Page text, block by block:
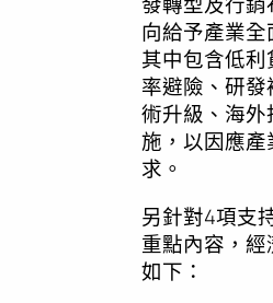
向給予產業全
其中包含低利
率避險、研發
術升級、海外
施，以因應產
求。
另針對4項支
重點內容，經
如下：